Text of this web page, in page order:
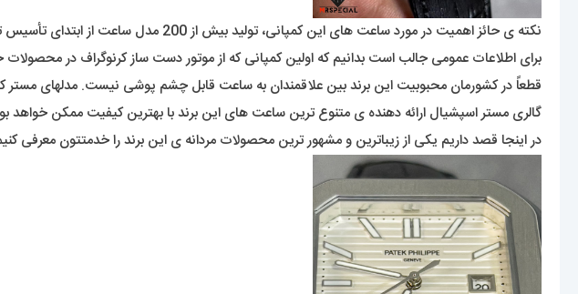
نکته ی حائز اهمیت در مورد ساعت های این کمپانی، تولید بیش از 200 مدل ساعت از ابتدای تأسیس تا به امروز بوده که در هرکدام، طراحی خاص و فوق لوکس بودن به وضوح مشخص هست.
برای اطلاعات عمومی جالب است بدانیم که اولین کمپانی که از موتور دست ساز کرنوگراف در
قطعاً در کشورمان محبوبیت این برند بین علاقمندان به ساعت قابل چشم پوشی نیست. مدلهای
گالری مستر اسپشیال ارائه دهنده ی متنوع ترین ساعت های این برند با بهترین کیفیت ممکن خواهد
در اینجا قصد داریم یکی از زیباترین و مشهور ترین محصولات مردانه ی این برند را خدمتتون معرفی